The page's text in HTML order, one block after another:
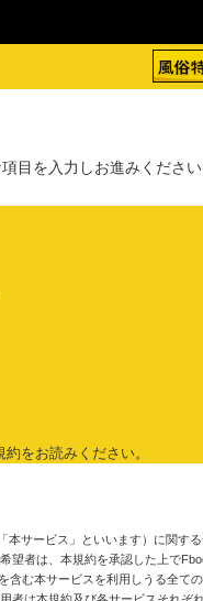
目を入力しお進みください
をお読みください。
サービス」といいます）に関す
望者は、本規約を承認した上で
む本サービスを利用しうる全て